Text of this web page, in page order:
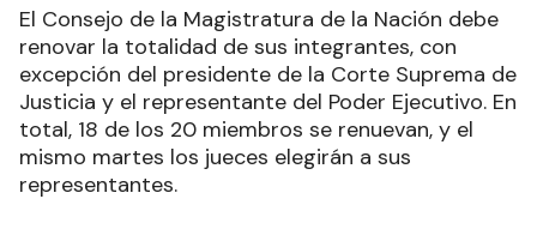
El Consejo de la Magistratura de la Nación debe
renovar la totalidad de sus integrantes, con
excepción del presidente de la Corte Suprema de
Justicia y el representante del Poder Ejecutivo. En
total, 18 de los 20 miembros se renuevan, y el
mismo martes los jueces elegirán a sus
representantes.